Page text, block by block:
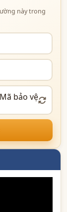
này trong